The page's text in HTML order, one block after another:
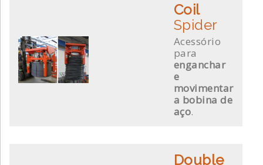
Coil
Spider
Acessório
para
enganchar
e
movimentar
a bobina de
aço.
Double